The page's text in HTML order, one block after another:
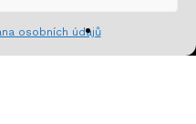
osobních údajů